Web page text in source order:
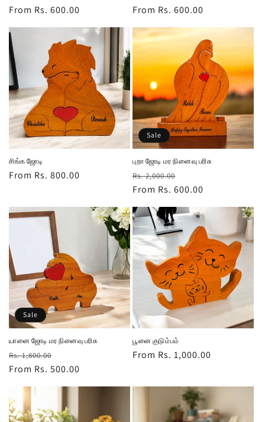
Regular
price
From Rs. 600.00
Regular
price
From Rs. 600.00
சிங்க ஜோடி
Regular
From Rs. 800.00
Sale
புறா ஜோடி மர நினைவு பரிசு
Regular
price
Rs. 2,000.00
price
From Rs. 600.00
Sale
யானை ஜோடி மர நினைவு பரிசு
Regular
price
Rs. 1,800.00
price
From Rs. 500.00
பூனை குடும்பம்
Regular
From Rs. 1,000.00